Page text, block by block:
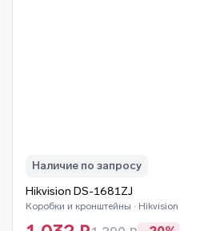
Наличие по запросу
Hikvision DS-1681ZJ
Коробки и кронштейны · Hikvision